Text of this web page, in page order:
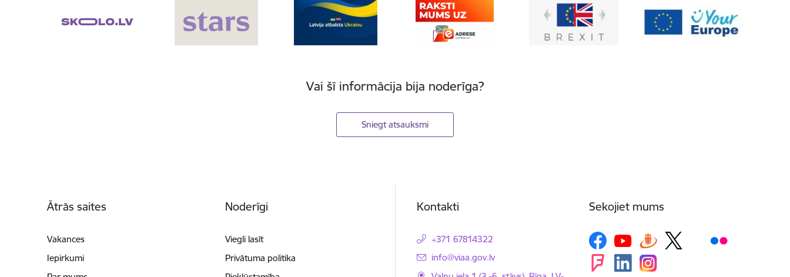
Vai šī informācija bija noderīga?
Sniegt atsauksmi
Ātrās saites
Vakances
Iepirkumi
Noderīgi
Viegli lasīt
Privātuma politika
Kontakti
+371 67814322
E-pasts:
info@viaa.gov.lv
Sekojiet mums